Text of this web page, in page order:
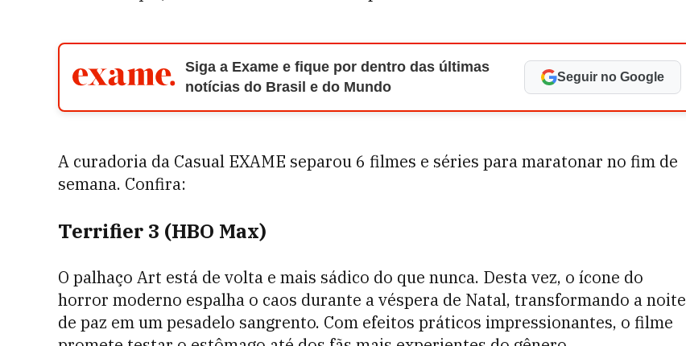
Siga a Exame e fique por dentro das últimas
notícias do Brasil e do Mundo
Seguir no Google
A curadoria da Casual EXAME separou 6 filmes e séries para maratonar no fim de
semana. Confira:
Terrifier 3 (HBO Max)
O palhaço Art está de volta e mais sádico do que nunca. Desta vez, o ícone do
horror moderno espalha o caos durante a véspera de Natal, transformando a noite
de paz em um pesadelo sangrento. Com efeitos práticos impressionantes, o filme